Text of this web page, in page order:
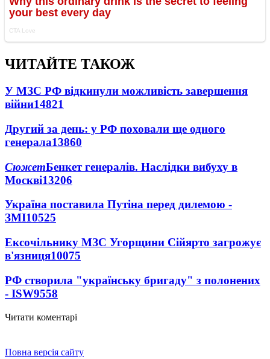
ЧИТАЙТЕ ТАКОЖ
У МЗС РФ відкинули можливість завершення
війни14821
Другий за день: у РФ поховали ще одного
генерала13860
СюжетБенкет генералів. Наслідки вибуху в
Москві13206
Україна поставила Путіна перед дилемою -
ЗМІ10525
Ексочільнику МЗС Угорщини Сійярто загрожує
в'язниця10075
РФ створила "українську бригаду" з полонених
- ISW9558
Читати коментарі
Повна версія сайту